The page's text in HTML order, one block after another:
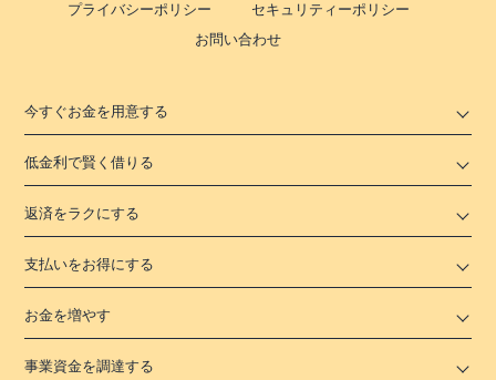
プライバシーポリシー
セキュリティーポリシー
お問い合わせ
今すぐお金を用意する
低金利で賢く借りる
返済をラクにする
支払いをお得にする
お金を増やす
事業資金を調達する